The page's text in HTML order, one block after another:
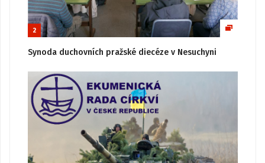
2
Synoda duchovních pražské diecéze v Nesuchyni